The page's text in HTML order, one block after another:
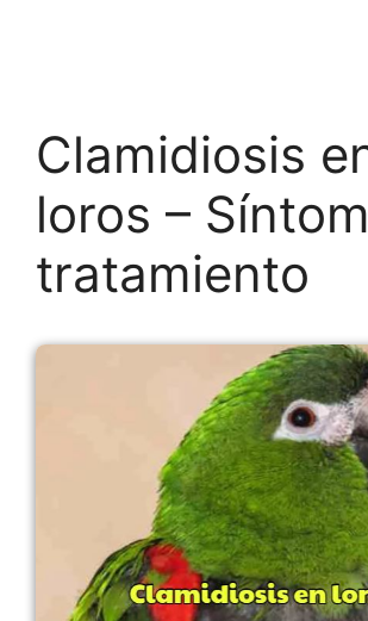
Clamidiosis
loros –
tratamiento